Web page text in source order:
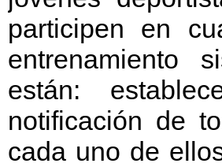
participen en
entrenamiento
están:
notificación de
cada uno de